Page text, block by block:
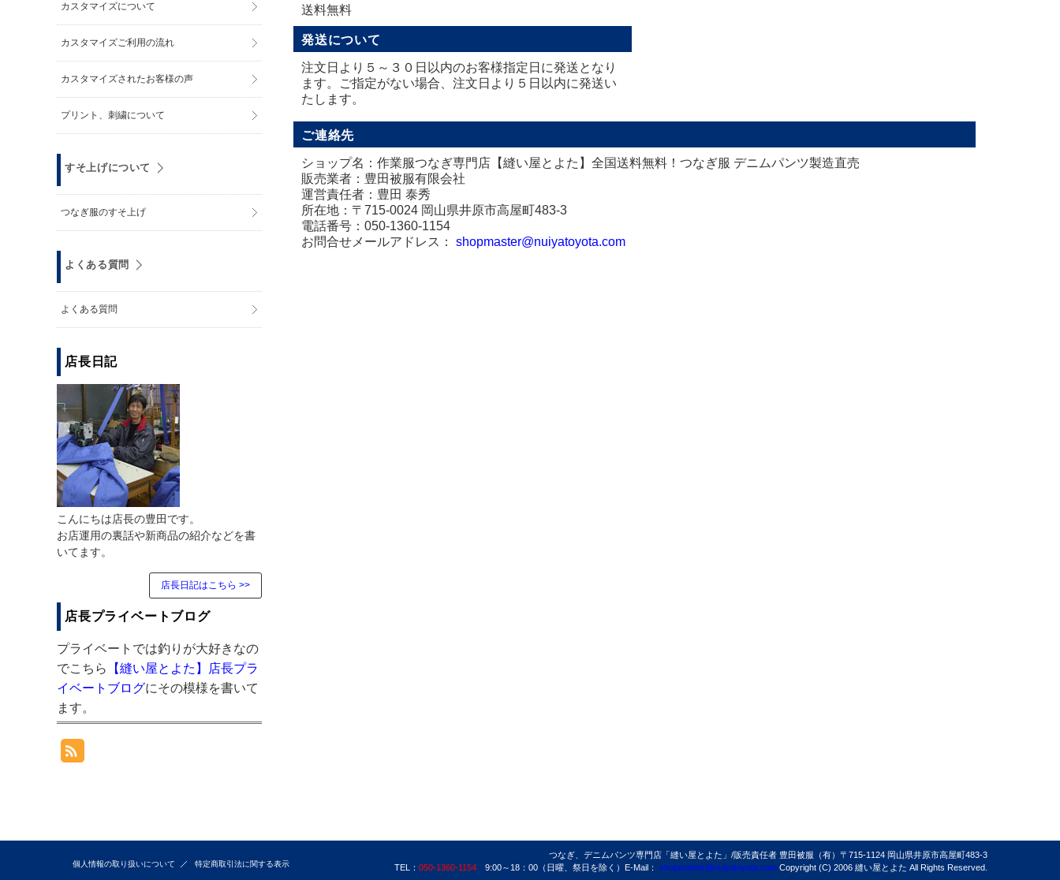
送料無料
発送について
注文日より５～３０日以内のお客様指定日に発送となり
ます。ご指定がない場合、注文日より５日以内に発送い
たします。
ご連絡先
ショップ名：作業服つなぎ専門店【縫い屋とよた】全国送料無料！つなぎ服 デニムパンツ製造直売
販売業者：豊田被服有限会社
運営責任者：豊田 泰秀
所在地：〒715-0024 岡山県井原市高屋町483-3
電話番号：050-1360-1154
お問合せメールアドレス： shopmaster@nuiyatoyota.com
カスタマイズについて
カスタマイズご利用の流れ
カスタマイズされたお客様の声
プリント、刺繍について
すそ上げについて
つなぎ服のすそ上げ
よくある質問
よくある質問
店長日記
こんにちは店長の豊田です。
お店運用の裏話や新商品の紹介などを書
いてます。
店長日記はこちら >>
店長プライベートブログ
プライベートでは釣りが大好きなの
でこちら
【縫い屋とよた】店長プラ
イベートブログにその模様を書いて
ます。
個人情報の取り扱いについて 特定商取引法に関する表示
つなぎ、デニムパンツ専門店「縫い屋とよた」/販売責任者 豊田被服（有）〒715-1124 岡山県井原市高屋町483-3
TEL： 050-1360-1154 9:00～18：00（日曜、祭日を除く）E-Mail： shopmaster@nuiyatoyota.com Copyright (C) 2006 縫い屋とよた All Rights Reserved.